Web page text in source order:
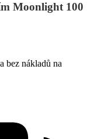
Moonlight 100
nákladů na